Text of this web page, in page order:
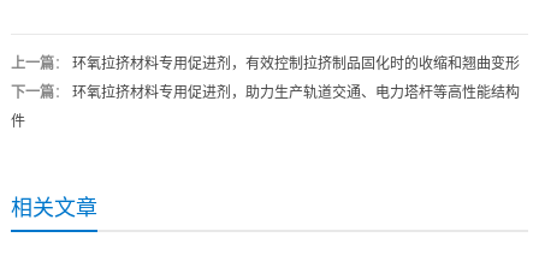
上一篇： 环氧拉挤材料专用促进剂，有效控制拉挤制品固化时的收缩和翘曲变形
下一篇： 环氧拉挤材料专用促进剂，助力生产轨道交通、电力塔杆等高性能结构
件
相关文章